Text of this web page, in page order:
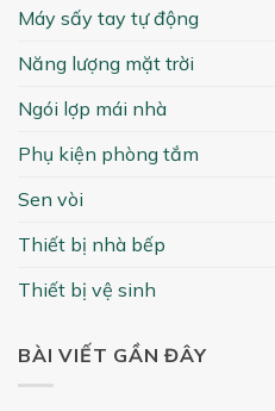
Máy sấy tay tự động
Năng lượng mặt trời
Ngói lợp mái nhà
Phụ kiện phòng tắm
Sen vòi
Thiết bị nhà bếp
Thiết bị vệ sinh
BÀI VIẾT GẦN ĐÂY